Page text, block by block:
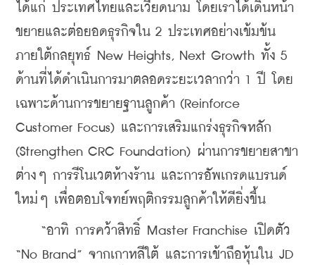
ได้แก่ ประเทศไทยและเวียดนาม โดยเราได้เดินหน้า
ขยายและต่อยอดธุรกิจใน 2 ประเทศอย่างเข้มข้น
ภายใต้กลยุทธ์ New Heights, Next Growth ทั้ง 5
ด้านที่ได้ดำเนินการมาตลอดระยะเวลากว่า 1 ปี โดย
เฉพาะด้านการขยายฐานลูกค้า (Reinforce
Customer Focus) และการเสริมแกร่งธุรกิจหลัก
(Strengthen CRC Foundation) ผ่านการขยายสาขา
ต่างๆ การรีโนเวตห้างร้าน และการอัพเกรดแบรนด์
ใหม่ๆ เพื่อตอบโจทย์พฤติกรรมลูกค้าให้ดียิ่งขึ้น
“อาทิ การคว้าสิทธิ์ Master Franchise เปิดตัว
“No Brand” จากเกาหลีใต้ และการเข้าถือหุ้นใน JD